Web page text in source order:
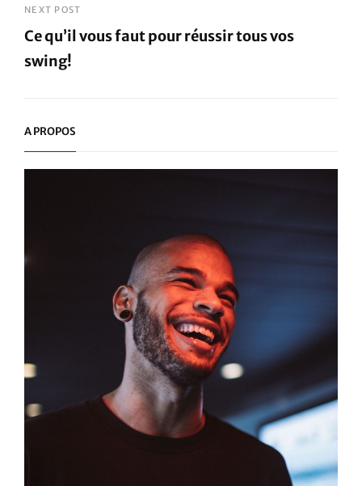
Post
NEXT POST
Ce qu’il vous faut pour réussir tous vos
swing!
A PROPOS